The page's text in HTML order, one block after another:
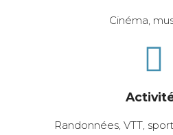
Cinéma,
Randonnées, VTT,